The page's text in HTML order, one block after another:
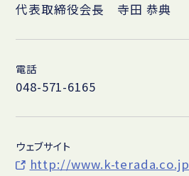
代表取締役会長 寺田 恭典
電話
048-571-6165
ウェブサイト
http://www.k-terada.co.jp